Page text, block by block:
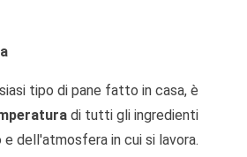
tipo di pane fatto in casa, è
di tutti gli ingredienti
dell'atmosfera in cui si lavora.